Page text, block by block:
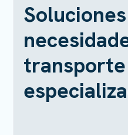
transporte